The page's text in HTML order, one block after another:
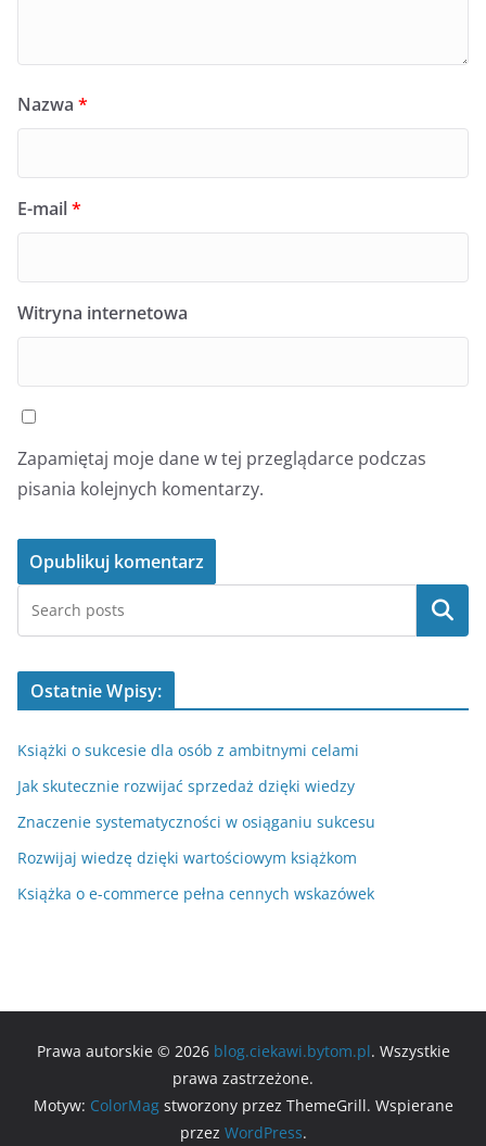
Nazwa *
E-mail*
Witryna internetowa
Zapamiętaj moje dane w tej przeglądarce podczas
pisania kolejnych komentarzy.
Szukaj
Ostatnie Wpisy:
Książki o sukcesie dla osób z ambitnymi celami
Jak skutecznie rozwijać sprzedaż dzięki wiedzy
Znaczenie systematyczności w osiąganiu sukcesu
Rozwijaj wiedzę dzięki wartościowym książkom
Książka o e-commerce pełna cennych wskazówek
Prawa autorskie © 2026 blog.ciekawi.bytom.pl. Wszystkie
prawa zastrzeżone.
Motyw: ColorMagstworzony przez ThemeGrill. Wspierane
przez WordPress.